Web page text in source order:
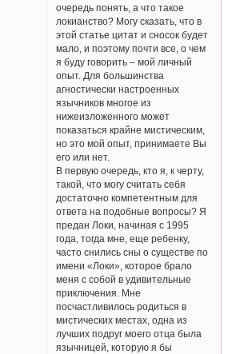
очередь понять, а что такое
локианство? Могу сказать, что в
этой статье цитат и сносок будет
мало, и поэтому почти все, о чем
я буду говорить – мой личный
опыт. Для большинства
агностически настроенных
язычников многое из
нижеизложенного может
показаться крайне мистическим,
но это мой опыт, принимаете Вы
его или нет.
В первую очередь, кто я, к черту,
такой, что могу считать себя
достаточно компетентным для
ответа на подобные вопросы? Я
предан Локи, начиная с 1995
года, тогда мне, еще ребенку,
часто снились сны о существе по
имени «Локи», которое брало
меня с собой в удивительные
приключения. Мне
посчастливилось родиться в
мистических местах, одна из
лучших подруг моего отца была
язычницей, которую я бы